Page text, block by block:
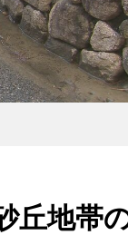
丘地帯